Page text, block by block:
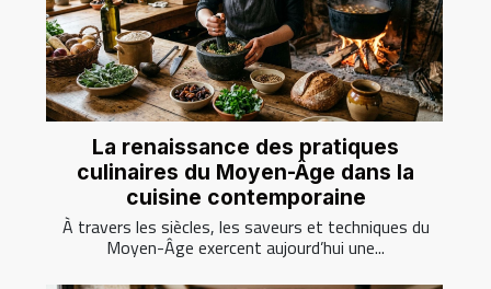
La renaissance des pratiques
culinaires du Moyen-Âge dans la
cuisine contemporaine
À travers les siècles, les saveurs et techniques du
Moyen-Âge exercent aujourd’hui une...